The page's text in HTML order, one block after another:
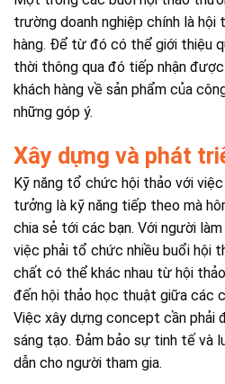
trường doanh nghiệp chính là hội
hàng. Để từ đó có thể giới thiệu
thời thông qua đó tiếp nhận
khách hàng về sản phẩm của
những góp ý.
Xây dựng và phát
Kỹ năng tổ chức hội thảo với
tưởng là kỹ năng tiếp theo mà
chia sẻ tới các bạn. Với người
việc phải tổ chức nhiều buổi hội
chất có thể khác nhau từ hội
đến hội thảo học thuật giữa các
Việc xây dựng concept cần phải
sáng tạo. Đảm bảo sự tinh tế và
dẫn cho người tham gia.